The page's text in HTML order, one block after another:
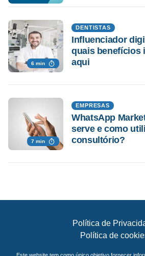
6 min
DENTISTAS
Influenciador
quais benefícios
aqui
7 min
EMPRESAS
WhatsApp
serve e como
consultório?
Política de
Política de